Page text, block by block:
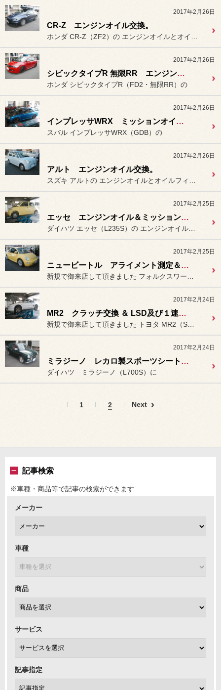
2017年2月26日
CR-Z エンジンオイル交換。
2017年2月26日
シビックタイプR 無限RR エンジンオイル＆ミッションオイル交換。
ホンダ シビックタイプR（FD2・無限RR）の
2017年2月26日
インプレッサWRX ミッションオイル交換＆リヤデフオイル交換。
スバル インプレッサWRX（GDB）の
2017年2月26日
アルト エンジンオイル交換。
2017年2月25日
エッセ エンジンオイル＆ミッションオイル交換。
2017年2月25日
ニュービートル アライメント測定＆調整。
2017年2月24日
MR2 クラッチ交換 ＆ LSD及び１速・２速オーバーホール。
2017年2月24日
ミラジーノ レカロ製スポーツシート「SR-7」装着。
ダイハツ ミラジーノ（L700S）に
1 2 Next
記事検索
※車種・商品等で記事の検索ができます
メーカー
車種
商品
サービス
記事指定